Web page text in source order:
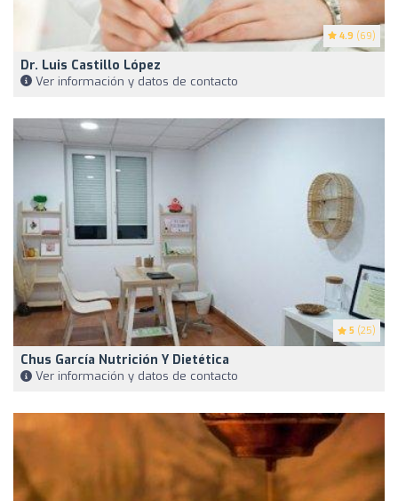
4.9 (69)
Dr. Luis Castillo López
Ver información y datos de contacto
5 (25)
Chus García Nutrición Y Dietética
Ver información y datos de contacto